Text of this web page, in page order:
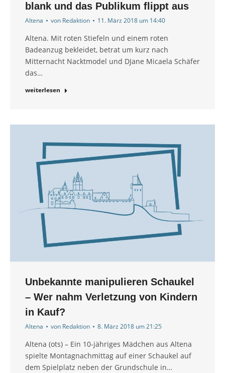
blank und das Publikum flippt aus
Altena von Redaktion 11. März 2018 um 14:40
Altena. Mit roten Stiefeln und einem roten
Badeanzug bekleidet, betrat um kurz nach
Mitternacht Nacktmodel und DJane Micaela Schäfer
das…
weiterlesen
Unbekannte manipulieren Schaukel
– Wer nahm Verletzung von Kindern
in Kauf?
Altena von Redaktion 8. März 2018 um 21:25
Altena (ots) – Ein 10-jähriges Mädchen aus Altena
spielte Montagnachmittag auf einer Schaukel auf
dem Spielplatz neben der Grundschule in…